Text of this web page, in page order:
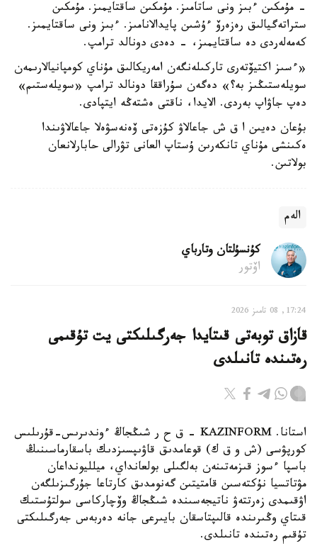
- مۇمكىن ءبىز ونى ساتامىز. مۇمكىن ساقتايمىز. مۇمكىن
ستراتەگيالىق رەزەرۆ ءۇشىن پايدالانامىز. ءبىز ونى ساقتايمىز.
كەمەلەردى دە ساقتايمىز، - دەدى دونالد ترامپ.
«ءسىز اكتيۆتەرى تاركىلەنگەن امەريكالىق مۇناي كومپانيالارىمەن
سويلەستىڭىز بە؟» دەگەن سۇراققا دونالد ترامپ «سويلەستىم»
دەپ جاۋاپ بەردى. الايدا، ناقتى ەشتەڭە ايتپادى.
بۇعان دەيىن ا ق ش جاعالاۋ كۇزەتى ۆەنەسۋەلا جاعالاۋىندا
ەكىنشى مۇناي تانكەرىن ۇستاپ العانى تۋرالى حابارلانعان
بولاتىن.
الەم
كۇنسۇلتان وتارباي
اۆتور
17:24, 08 تامىز 2026
قازاق توبەتى قىتايدا جەرگىلىكتى يت تۇقىمى
رەتىندە تانىلدى
استانا. KAZINFORM – ق ح ر شىڭجاڭ ءوندىرىس-قۇرىلىس
كورپۋسى (ش و ق ك) قوعامدىق قاۋىپسىزدىك باسقارماسىنىڭ
باسپا ءسوز قىزمەتىنەن بەلگىلى بولعانداي، ميلليونداعان
مۋتاتسيا نۇكتەسىن قامتيتىن گەنومدىق كارتاعا جۇرگىزىلگەن
اۋقىمدى زەرتتەۋ ناتيجەسىندە شىڭجاڭ وۆچاركاسى سولتۇستىك
قىتاي وڭىرىندە قالىپتاسقان بايىرعى جانە دەربەس جەرگىلىكتى
تۇقىم رەتىندە تانىلدى.